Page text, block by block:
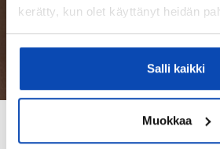
kerätty, kun olet käyttänyt heidän
Salli kaikki
Muokkaa